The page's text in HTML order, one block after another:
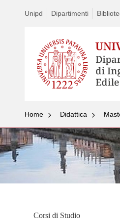
Unipd Dipartimenti
Home Didattica
Corsi di Studio